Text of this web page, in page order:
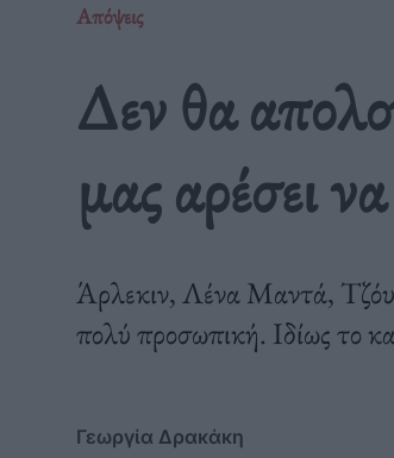
Απόψεις
Δεν θα
μας αρέσει
Άρλεκιν, Λένα Μαντά,
πολύ προσωπική. Ιδίως το
Γεωργία Δρακάκη